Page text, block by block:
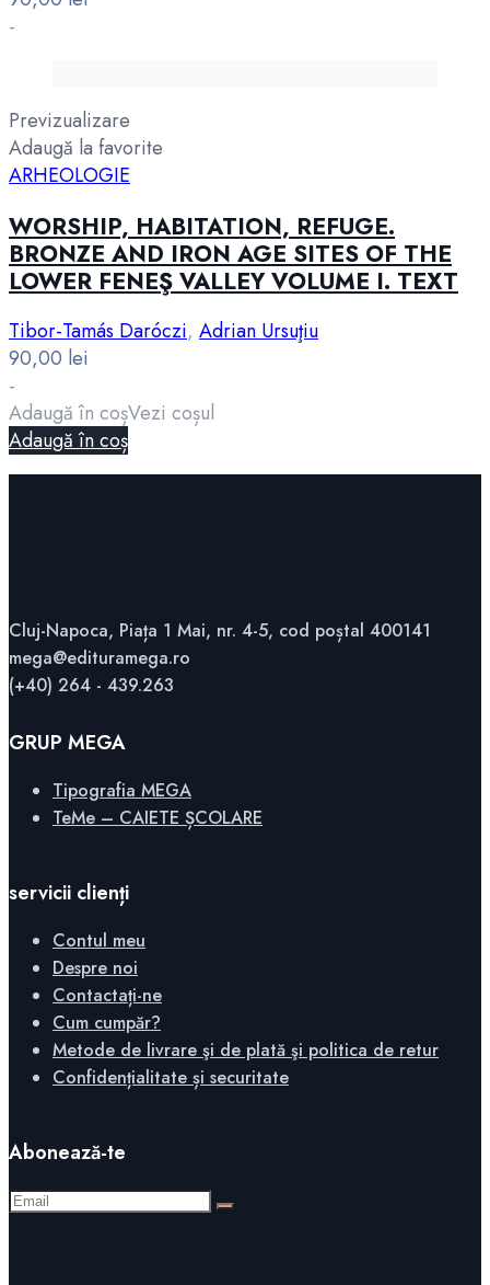
-
Previzualizare
Adaugă la favorite
ARHEOLOGIE
WORSHIP, HABITATION, REFUGE.
BRONZE AND IRON AGE SITES OF THE
LOWER FENEŞ VALLEY VOLUME I. TEXT
Tibor-Tamás Daróczi, Adrian Ursuţiu
90,00 lei
-
Adaugă în coșVezi coșul
Adaugă în coș
Cluj-Napoca, Piața 1 Mai, nr. 4-5, cod poștal 400141
mega@edituramega.ro
(+40) 264 - 439.263
GRUP MEGA
Tipografia MEGA
TeMe – CAIETE ȘCOLARE
servicii clienți
Contul meu
Despre noi
Contactați-ne
Cum cumpăr?
Metode de livrare şi de plată şi politica de retur
Confidențialitate și securitate
Abonează-te